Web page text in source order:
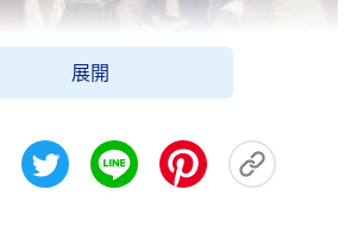
繼續觀看電影，影片中的主人公是
展開